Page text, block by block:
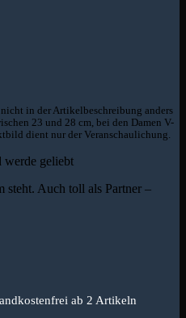
in der Artikelbeschreibung anders
23 und 28 cm, bei den Damen V-
dient nur der Veranschaulichung.
geliebt
steht. Auch toll als Partner –
ab 2 Artikeln